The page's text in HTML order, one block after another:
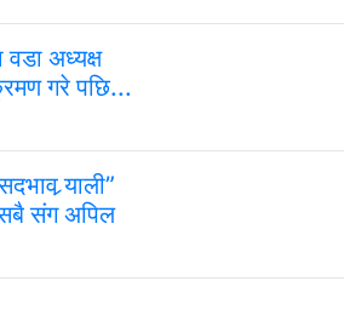
अध्यक्ष
गरे पछि...
र्‍याली”
संग अपिल